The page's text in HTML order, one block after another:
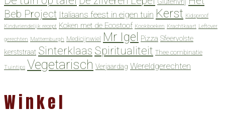
Beb Project Italiaans feest in eigen tuin Kerst Kidsproof
Kindvriendelijk recept Koken met de Ecostoof Kookboeken Krachtkaart Leftover
gerechten Mattemburgh Medicijnwiel Mr Igel Pizza Sfeervolste
kerststraat Sinterklaas Spiritualiteit Thee combinatie
Tuintips Vegetarisch Verjaardag Wereldgerechten
Winkel